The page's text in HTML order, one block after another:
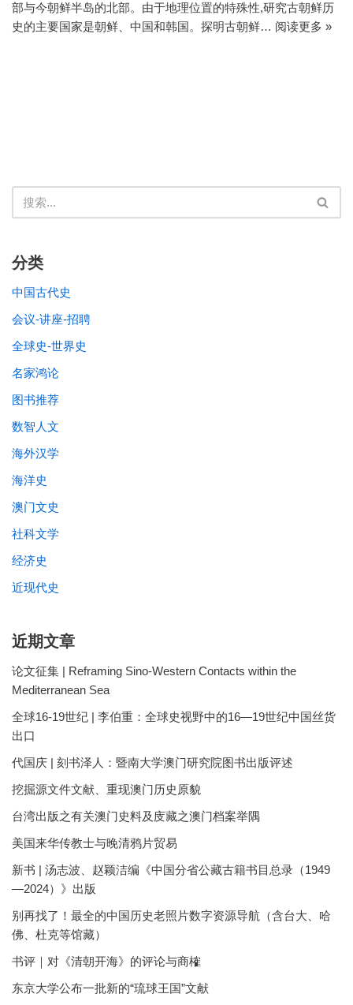
部与今朝鲜半岛的北部。由于地理位置的特殊性,研究古朝鲜历
史的主要国家是朝鲜、中国和韩国。探明古朝鲜… 阅读更多 »
分类
中国古代史
会议-讲座-招聘
全球史-世界史
名家鸿论
图书推荐
数智人文
海外汉学
海洋史
澳门文史
社科文学
经济史
近现代史
近期文章
论文征集 | Reframing Sino-Western Contacts within the
Mediterranean Sea
全球16-19世纪 | 李伯重：全球史视野中的16—19世纪中国丝货
出口
代国庆 | 刻书泽人：暨南大学澳门研究院图书出版评述
挖掘源文件文献、重现澳门历史原貌
台湾出版之有关澳门史料及庋藏之澳门档案举隅
美国来华传教士与晚清鸦片贸易
新书 | 汤志波、赵颖洁编《中国分省公藏古籍书目总录（1949
—2024）》出版
别再找了！最全的中国历史老照片数字资源导航（含台大、哈
佛、杜克等馆藏）
书评｜对《清朝开海》的评论与商榷
东京大学公布一批新的“琉球王国”文献